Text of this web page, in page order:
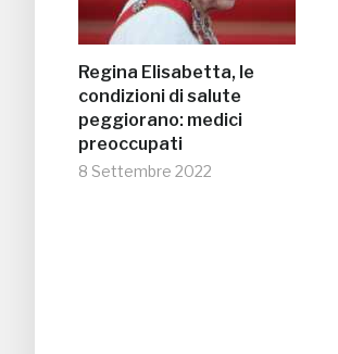
Regina Elisabetta, le
condizioni di salute
peggiorano: medici
preoccupati
8 Settembre 2022